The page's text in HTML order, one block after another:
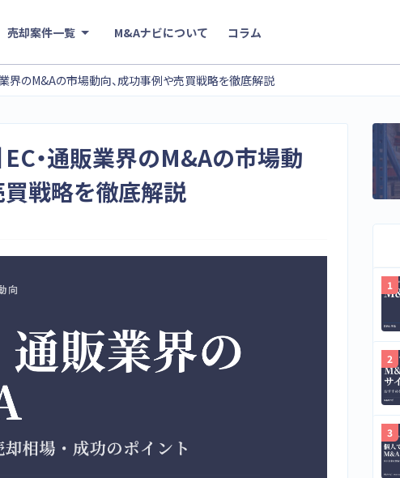
売却案件一覧 M&Aナビについて コラム
業界のM&Aの市場動向、成功事例や売買戦略を徹底解説
EC・通販業界のM&Aの市場動
買戦略を徹底解説